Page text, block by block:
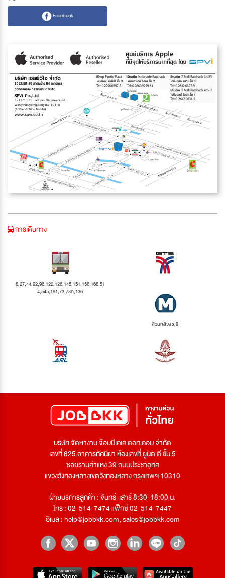
Facebook
การเดินทาง
8,27,44,92,96,122,126,145,151,156,168,51
4,545,191,73,73ก,136
สวนหลวง ร.9
บริษัท จัดหางาน จ๊อบบีเคเค ดอท คอม จำกัด
เลขที่ 625 อาคารทัศนียา ห้องเลขที่ ยูนิต ดี ชั้น 5
ซอยรามคำแหง 39 ถนนประชาอุทิศ
แขวงวังทองหลางเขตวังทองหลาง กรุงเทพฯ 10310
ฝ่ายบริการลูกค้า : จันทร์-เสาร์ 8:30-18:00 น.
โทร : 02-514-7474 แฟ็กซ์ 02-514-7447
อีเมล :help@jobbkk.com,sales@jobbkk.com